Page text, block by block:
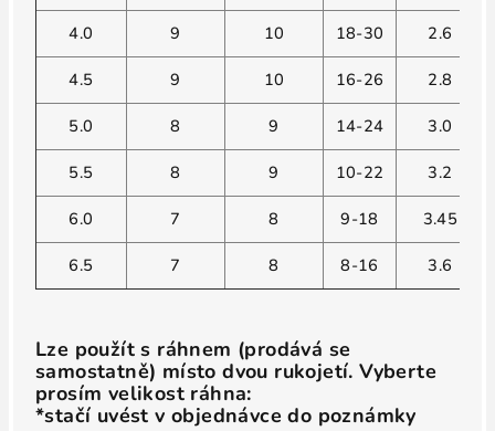
4.0 9 10 18-30 2.6
4.5 9 10 16-26 2.8
5.0 8 9 14-24 3.0
5.5 8 9 10-22 3.2
6.0 7 8 9-18 3.45
6.5 7 8 8-16 3.6
Lze použít s ráhnem (prodává se
samostatně) místo dvou rukojetí. Vyberte
prosím velikost ráhna:
*stačí uvést v objednávce do poznámky